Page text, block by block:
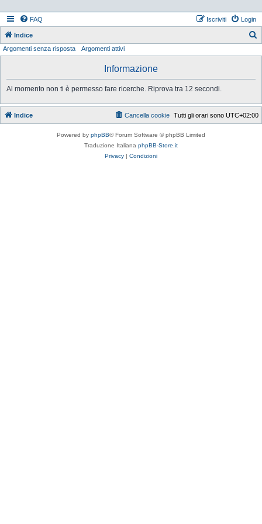
FAQ Login
Iscriviti
Indice
Argomenti senza risposta Argomenti attivi
Informazione
Al momento non ti è permesso fare ricerche. Riprova tra 12 secondi.
Indice Tutti gli orari sono UTC+02:00
Cancella cookie
Powered by phpBB® Forum Software © phpBB Limited
Traduzione Italiana phpBB-Store.it
Privacy | Condizioni